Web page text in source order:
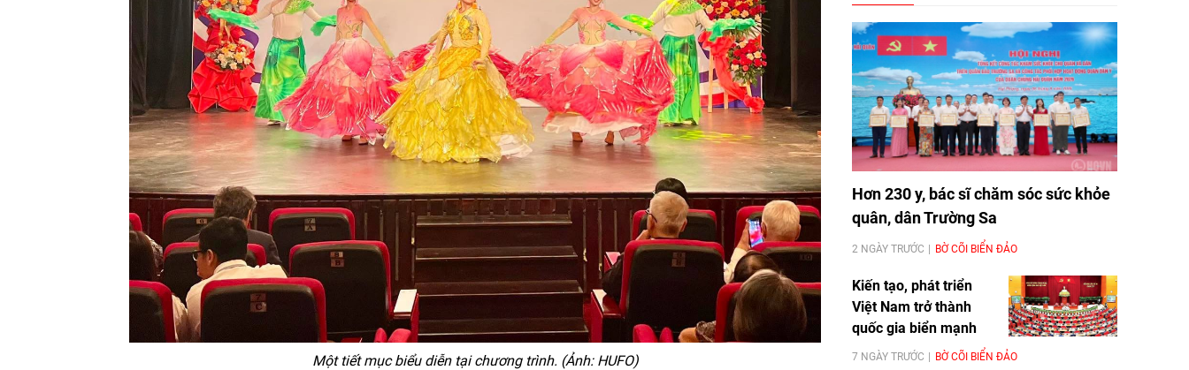
Một tiết mục biểu diễn tại chương trình. (Ảnh: HUFO)
Hơn 230 y, bác sĩ chăm sóc sức khỏe
quân, dân Trường Sa
2 NGÀY TRƯỚC BỜ CÕI BIỂN ĐẢO
Kiến tạo, phát triển
Việt Nam trở thành
quốc gia biển mạnh
7 NGÀY TRƯỚC BỜ CÕI BIỂN ĐẢO